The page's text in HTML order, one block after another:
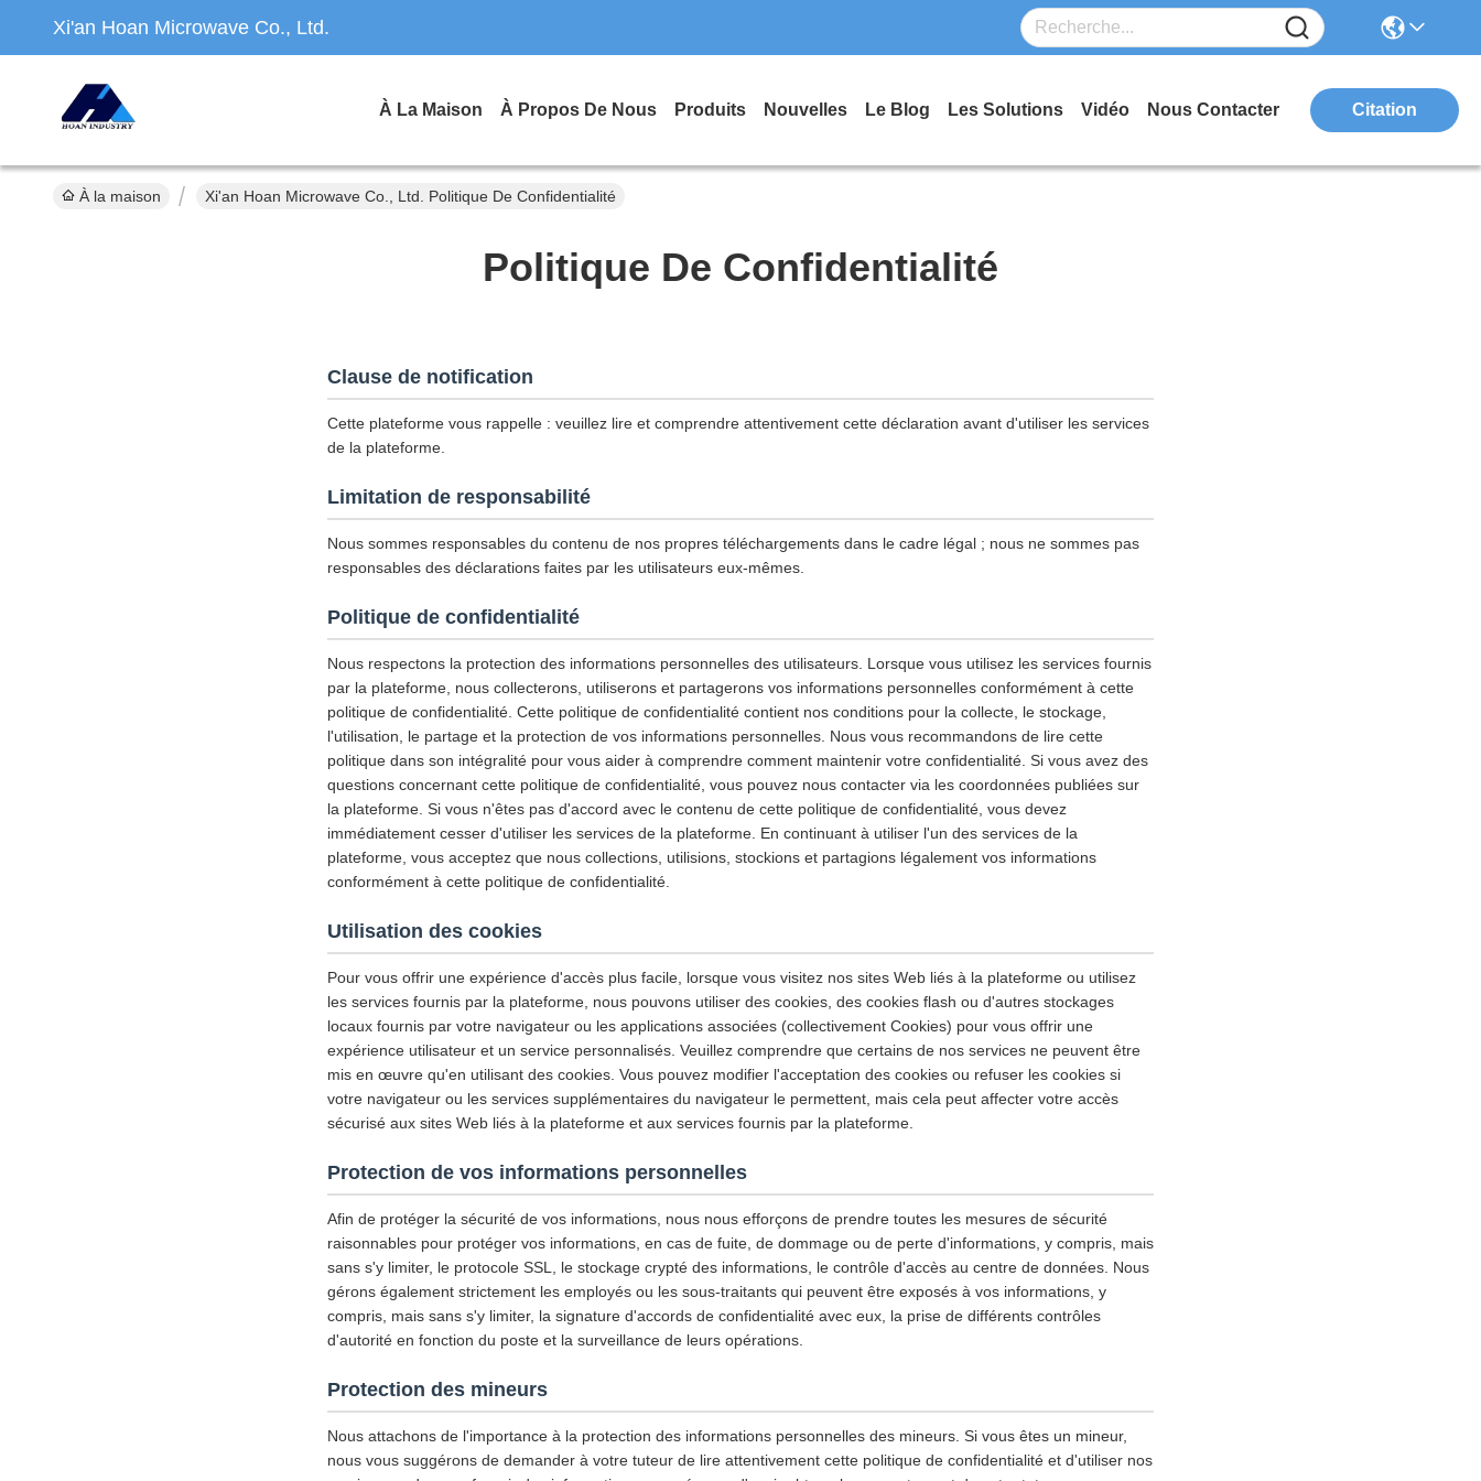
Xi'an Hoan Microwave Co., Ltd.
À La Maison À Propos De Nous Produits Nouvelles Le Blog Les Solutions Vidéo Nous Contacter Citation
À la maison Xi'an Hoan Microwave Co., Ltd. Politique De Confidentialité
Politique De Confidentialité
Clause de notification
Cette plateforme vous rappelle : veuillez lire et comprendre attentivement cette déclaration avant d'utiliser les services
de la plateforme.
Limitation de responsabilité
Nous sommes responsables du contenu de nos propres téléchargements dans le cadre légal ; nous ne sommes pas
responsables des déclarations faites par les utilisateurs eux-mêmes.
Politique de confidentialité
Nous respectons la protection des informations personnelles des utilisateurs. Lorsque vous utilisez les services fournis
par la plateforme, nous collecterons, utiliserons et partagerons vos informations personnelles conformément à cette
politique de confidentialité. Cette politique de confidentialité contient nos conditions pour la collecte, le stockage,
l'utilisation, le partage et la protection de vos informations personnelles. Nous vous recommandons de lire cette
politique dans son intégralité pour vous aider à comprendre comment maintenir votre confidentialité. Si vous avez des
questions concernant cette politique de confidentialité, vous pouvez nous contacter via les coordonnées publiées sur
la plateforme. Si vous n'êtes pas d'accord avec le contenu de cette politique de confidentialité, vous devez
immédiatement cesser d'utiliser les services de la plateforme. En continuant à utiliser l'un des services de la
plateforme, vous acceptez que nous collections, utilisions, stockions et partagions légalement vos informations
conformément à cette politique de confidentialité.
Utilisation des cookies
Pour vous offrir une expérience d'accès plus facile, lorsque vous visitez nos sites Web liés à la plateforme ou utilisez
les services fournis par la plateforme, nous pouvons utiliser des cookies, des cookies flash ou d'autres stockages
locaux fournis par votre navigateur ou les applications associées (collectivement Cookies) pour vous offrir une
expérience utilisateur et un service personnalisés. Veuillez comprendre que certains de nos services ne peuvent être
mis en œuvre qu'en utilisant des cookies. Vous pouvez modifier l'acceptation des cookies ou refuser les cookies si
votre navigateur ou les services supplémentaires du navigateur le permettent, mais cela peut affecter votre accès
sécurisé aux sites Web liés à la plateforme et aux services fournis par la plateforme.
Protection de vos informations personnelles
Afin de protéger la sécurité de vos informations, nous nous efforçons de prendre toutes les mesures de sécurité
raisonnables pour protéger vos informations, en cas de fuite, de dommage ou de perte d'informations, y compris, mais
sans s'y limiter, le protocole SSL, le stockage crypté des informations, le contrôle d'accès au centre de données. Nous
gérons également strictement les employés ou les sous-traitants qui peuvent être exposés à vos informations, y
compris, mais sans s'y limiter, la signature d'accords de confidentialité avec eux, la prise de différents contrôles
d'autorité en fonction du poste et la surveillance de leurs opérations.
Protection des mineurs
Nous attachons de l'importance à la protection des informations personnelles des mineurs. Si vous êtes un mineur,
nous vous suggérons de demander à votre tuteur de lire attentivement cette politique de confidentialité et d'utiliser nos